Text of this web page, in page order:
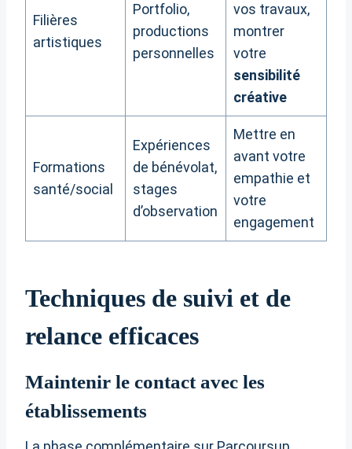
Filières
artistiques
Portfolio,
productions
personnelles
vos travaux,
montrer
votre
sensibilité
créative
Formations
santé/social
Expériences
de bénévolat,
stages
d’observation
Mettre en
avant votre
empathie et
votre
engagement
Techniques de suivi et de
relance efficaces
Maintenir le contact avec les
établissements